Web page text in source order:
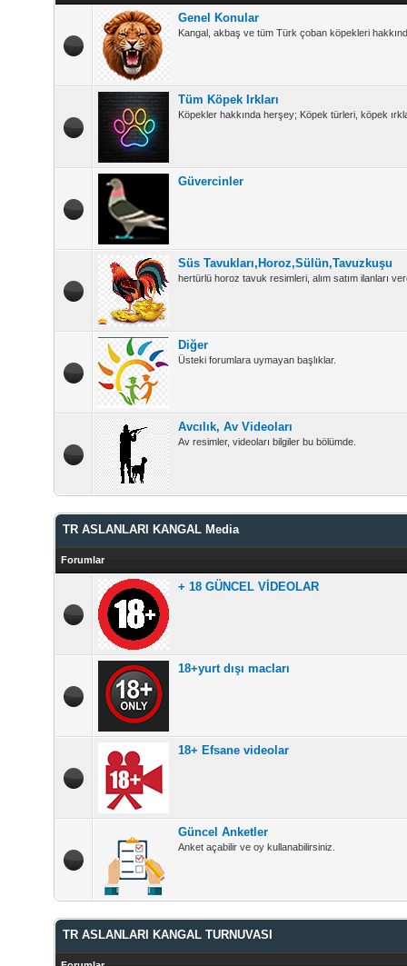
Genel Konular
Kangal, akbaş ve tüm Türk çoban köpekleri
Tüm Köpek Irkları
Köpekler hakkında herşey; Köpek türleri, köpek
Güvercinler
Süs Tavukları,Horoz,Sülün,Tavuzkuşu
hertürlü horoz tavuk resimleri, alım satım ilanları
Diğer
Üsteki forumlara uymayan başlıklar.
Avcılık, Av Videoları
Av resimler, videoları bilgiler bu bölümde.
TR ASLANLARI KANGAL Media
Forumlar
+ 18 GÜNCEL VİDEOLAR
18+yurt dışı macları
18+ Efsane videolar
Güncel Anketler
Anket açabilir ve oy kullanabilirsiniz.
TR ASLANLARI KANGAL TURNUVASI